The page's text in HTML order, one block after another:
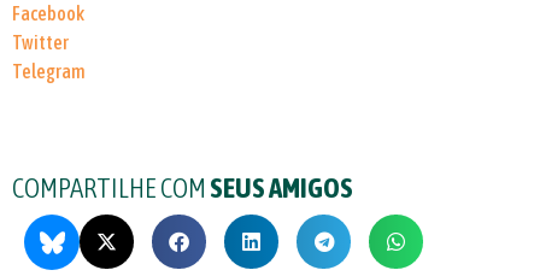
Facebook
Twitter
Telegram
COMPARTILHE COM SEUS AMIGOS